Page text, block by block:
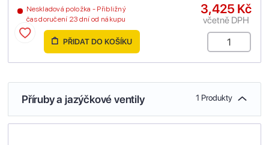
Neskladová položka - Přibližný
čas doručení 23 dní od nákupu
3,425 Kč
včetně DPH
PŘIDAT DO KOŠÍKU
Příruby a jazýčkové ventily 1 Produkty